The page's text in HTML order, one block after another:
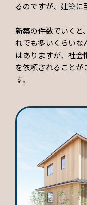
るのですが、建築に
新築の件数でいくと
れでも多いくらいな
はありますが、社
を依頼されることが
す。